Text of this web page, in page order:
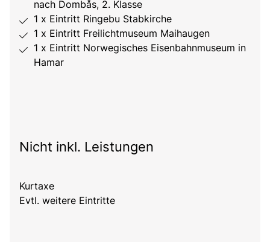
nach Dombås, 2. Klasse
1 x Eintritt Ringebu Stabkirche
1 x Eintritt Freilichtmuseum Maihaugen
1 x Eintritt Norwegisches Eisenbahnmuseum in
Hamar
Nicht inkl. Leistungen
Kurtaxe
Evtl. weitere Eintritte